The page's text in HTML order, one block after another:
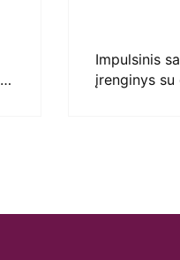
Impulsinis
įrenginys su